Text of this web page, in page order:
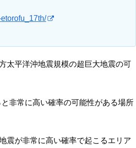
太平洋沖地震規模の超巨大地震の可
非常に高い確率の可能性がある場所
震が非常に高い確率で起こるエリア